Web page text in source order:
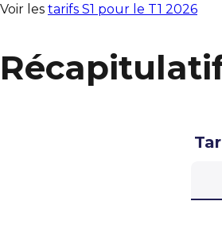
Voir les tarifs S1 pour le T1 2026
Récapitulatif